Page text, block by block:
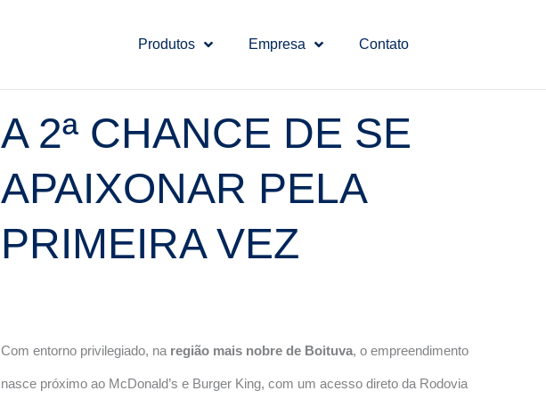
Produtos Empresa Contato
A 2ª CHANCE DE SE
APAIXONAR PELA
PRIMEIRA VEZ
Com entorno privilegiado, na região mais nobre de Boituva, o empreendimento
nasce próximo ao McDonald’s e Burger King, com um acesso direto da Rodovia